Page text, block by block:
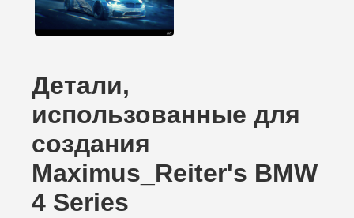
Детали,
использованные для
создания
Maximus_Reiter's BMW
4 Series